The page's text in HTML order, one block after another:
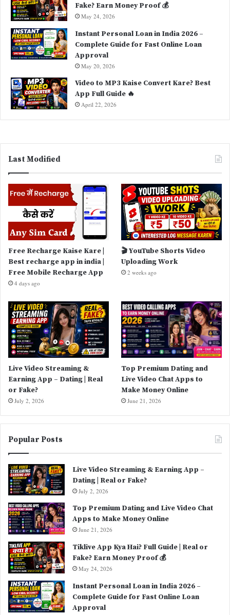
Fake? Earn Money Proof 💰
May 24, 2026
Instant Personal Loan in India 2026 –
Complete Guide for Fast Online Loan
Approval
May 20, 2026
Video to MP3 Kaise Convert Kare? Best
App Full Guide 🔥
April 22, 2026
Last Modified
Free Recharge Kaise Kare |
Best recharge app in india |
Free Mobile Recharge App
4 days ago
🎬 YouTube Shorts Video
Uploading Work
2 weeks ago
Live Video Streaming &
Earning App – Dating | Real
or Fake?
July 2, 2026
Top Premium Dating and
Live Video Chat Apps to
Make Money Online
June 21, 2026
Popular Posts
Live Video Streaming & Earning App –
Dating | Real or Fake?
July 2, 2026
Top Premium Dating and Live Video Chat
Apps to Make Money Online
June 21, 2026
Tiklive App Kya Hai? Full Guide | Real or
Fake? Earn Money Proof 💰
May 24, 2026
Instant Personal Loan in India 2026 –
Complete Guide for Fast Online Loan
Approval